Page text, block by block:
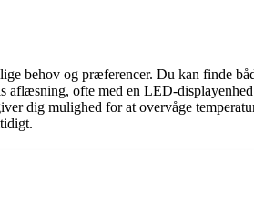
behov og præferencer. Du kan finde
ofte med en LED-
dig mulighed for at overvåge